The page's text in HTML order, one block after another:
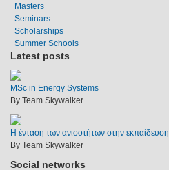
Masters
Seminars
Scholarships
Summer Schools
Latest posts
MSc in Energy Systems
By Team Skywalker
Η ένταση των ανισοτήτων στην εκπαίδευση
By Team Skywalker
Social networks